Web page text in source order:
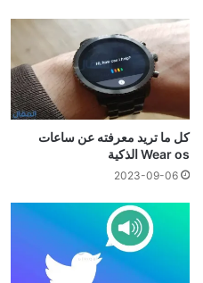
كل ما تريد معرفته عن ساعات
Wear os الذكية
2023-09-06